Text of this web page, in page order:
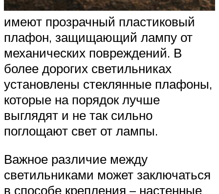
имеют прозрачный пластиковый
плафон, защищающий лампу от
механических повреждений. В
более дорогих светильниках
установлены стеклянные плафоны,
которые на порядок лучше
выглядят и не так сильно
поглощают свет от лампы.
Важное различие между
светильниками может заключаться
в способе крепления – настенные